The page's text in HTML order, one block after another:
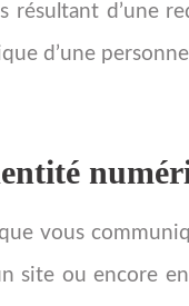
résultant d’une
d’une
vous
site ou encore